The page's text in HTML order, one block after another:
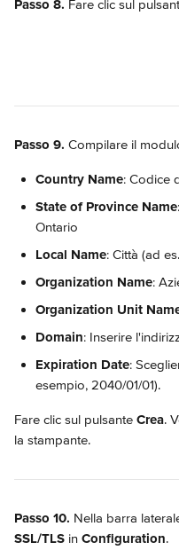
Passo 8. Fare clic sul
Passo 9. Compilare il
Country Name: Codice
State of Province Name
Ontario
Local Name: Città (ad
Organization Name:
Organization Unit
Domain: Inserire
Expiration Date:
esempio, 2040/01/01).
Fare clic sul pulsante Crea.
la stampante.
Passo 10. Nella barra
SSL/TLS in Configuration.